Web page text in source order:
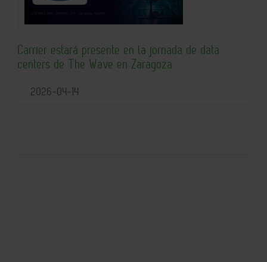
Carrier estará presente en la jornada de data
centers de The Wave en Zaragoza
2026-04-14